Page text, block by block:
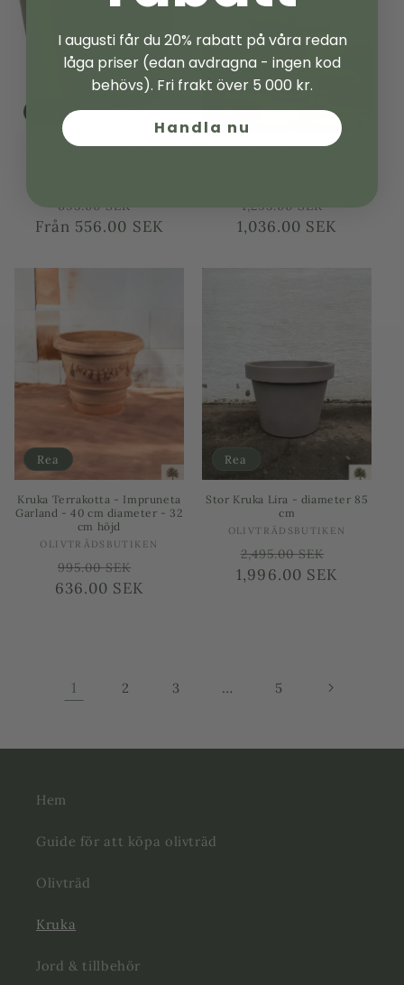
Ordinarie
pris
695.00 SEK Försäljningspris
Från 556.00 SEK
Rea
Ordinarie
pris
1,295.00 SEK
1,036.00 SEK
Rea
Kruka Terrakotta - Impruneta
Garland - 40 cm diameter - 32
cm höjd
Säljare:
OLIVTRÄDSBUTIKEN
Ordinarie
pris
995.00 SEK
Försäljningspris
636.00 SEK
Rea
Stor Kruka Lira - diameter 85
cm
Säljare:
OLIVTRÄDSBUTIKEN
Ordinarie
pris
2,495.00 SEK
1,996.00 SEK
1 2 3 … 5
Hem
Guide för att köpa olivträd
Olivträd
Kruka
Jord & tillbehör
I augusti får du 20% rabatt på våra redan
låga priser (edan avdragna - ingen kod
behövs). Fri frakt över 5 000 kr.
Handla nu